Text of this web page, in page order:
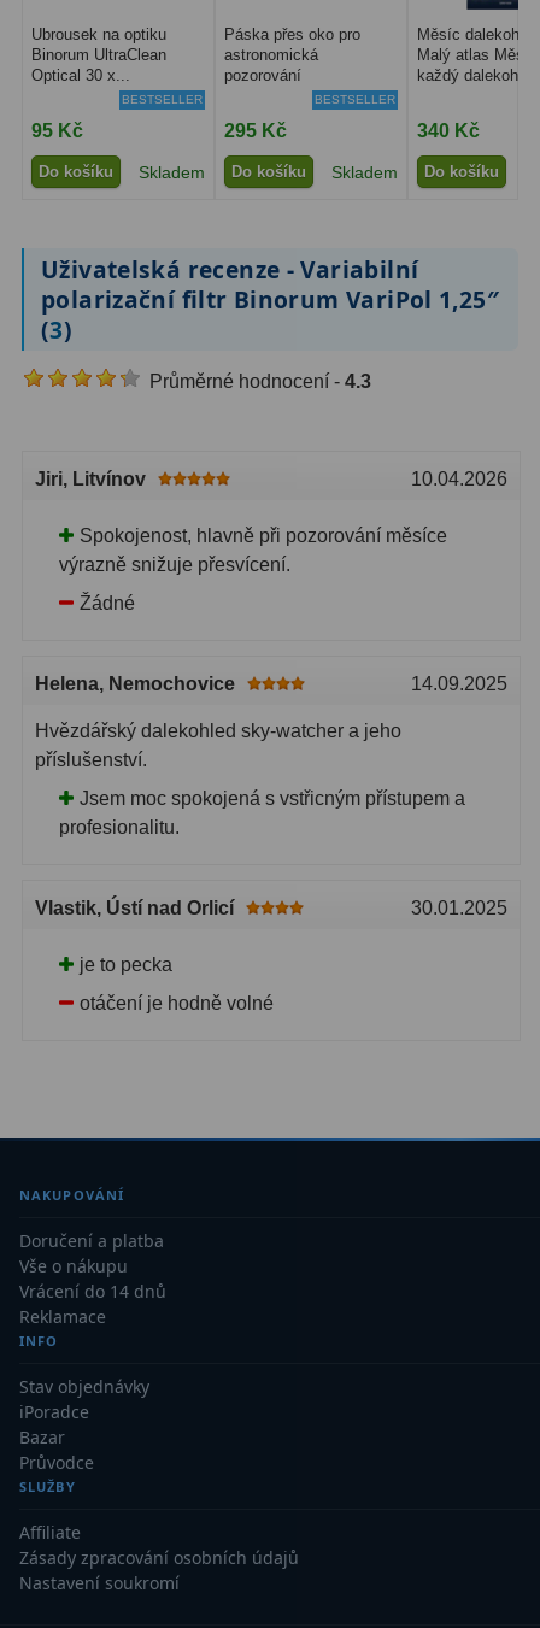
Ostatní179
11
Lupy 69
Kufry a tašky64
Ostatní6
Bazar11
Okuláry1
Ostatní2
Ubrousek na optiku
Binorum UltraClean
Optical 30 x...
BESTSELLER
95 Kč
Do košíku Skladem
Páska přes oko pro
astronomická
pozorování
BESTSELLER
295 Kč
Do košíku Skladem
Měsíc
Malý atlas
každý
340 Kč
Do košíku
Uživatelská recenze - Variabilní
polarizační filtr Binorum VariPol 1,25″
(3)
Průměrné hodnocení - 4.3
Jiri, Litvínov 10.04.2026
Spokojenost, hlavně při pozorování měsíce
výrazně snižuje přesvícení.
Žádné
Helena, Nemochovice 14.09.2025
Hvězdářský dalekohled sky-watcher a jeho
příslušenství.
Jsem moc spokojená s vstřicným přístupem a
profesionalitu.
Vlastik, Ústí nad Orlicí 30.01.2025
je to pecka
otáčení je hodně volné
NAKUPOVÁNÍ
Doručení a platba
Vše o nákupu
Vrácení do 14 dnů
Reklamace
INFO
Stav objednávky
iPoradce
Bazar
Průvodce
SLUŽBY
Affiliate
Zásady zpracování osobních údajů
Nastavení soukromí